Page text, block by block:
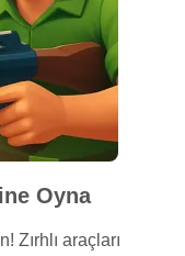
Oyna
Zırhlı araçları